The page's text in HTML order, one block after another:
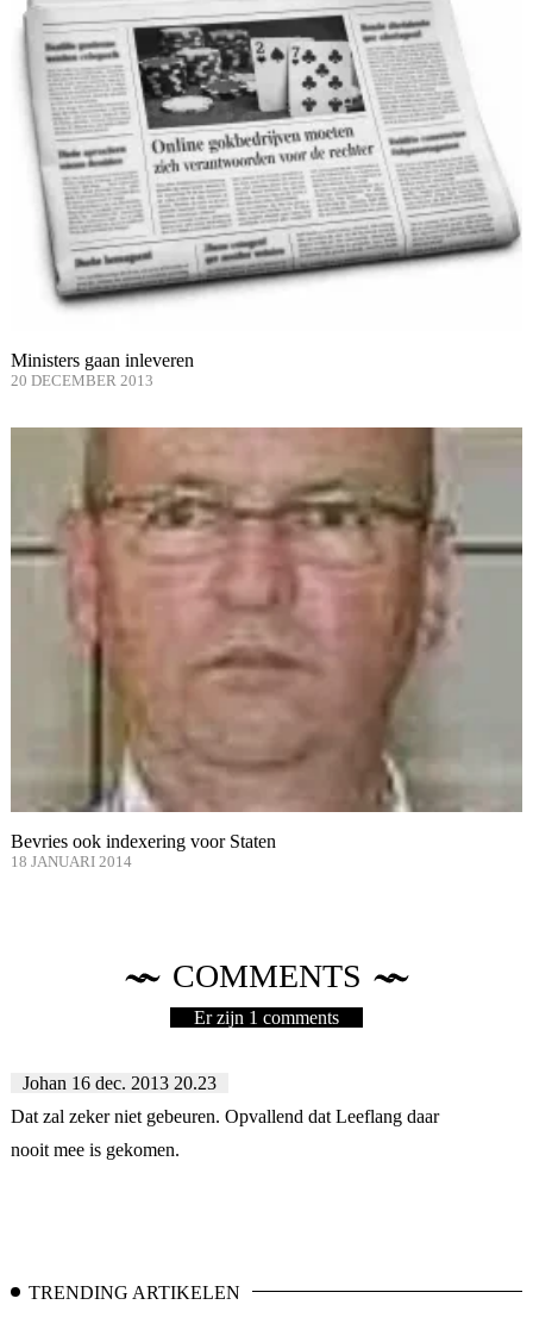
Ministers gaan inleveren
20 DECEMBER 2013
Bevries ook indexering voor Staten
18 JANUARI 2014
COMMENTS
Er zijn 1 comments
Johan 16 dec. 2013 20.23
Dat zal zeker niet gebeuren. Opvallend dat Leeflang daar
nooit mee is gekomen.
TRENDING ARTIKELEN